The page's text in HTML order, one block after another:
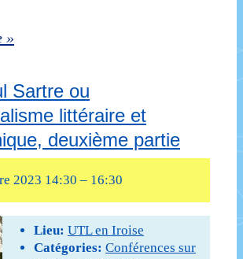
»
Sartre ou
littéraire et
deuxième partie
2023 14:30 – 16:30
Lieu: UTL en Iroise
Catégories: Conférences sur